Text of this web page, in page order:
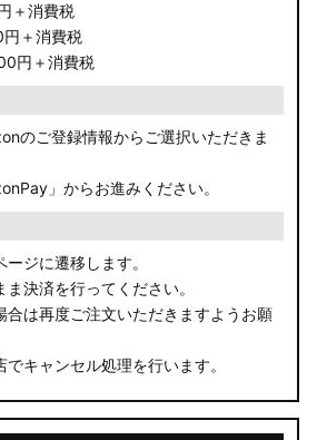
＋消費税
＋消費税
円＋消費税
のご登録情報からご選択いただきま
」からお進みください。
ジに遷移します。
決済を行ってください。
合は再度ご注文いただきますようお願
キャンセル処理を行います。